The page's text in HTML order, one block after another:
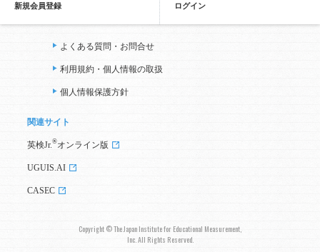
新規会員登録 ログイン
よくある質問・お問合せ
利用規約・個人情報の取扱
個人情報保護方針
関連サイト
英検Jr. ®オンライン版
UGUIS.AI
CASEC
Copyright © The Japan Institute for Educational Measurement,
Inc. All Rights Reserved.